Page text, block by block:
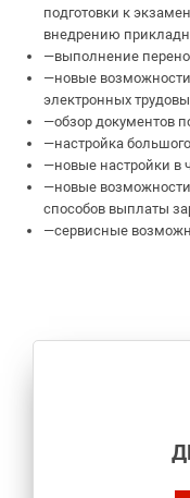
подготовки к
внедрению
—выполнение
—новые возможности
электронных
—обзор документов
—настройка
—новые настройки в
—новые возможности
способов выплаты
—сервисные